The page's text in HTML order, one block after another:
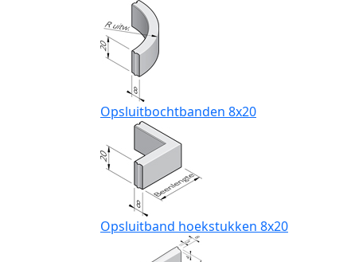
Opsluitbochtbanden 8x20
Opsluitband hoekstukken 8x20